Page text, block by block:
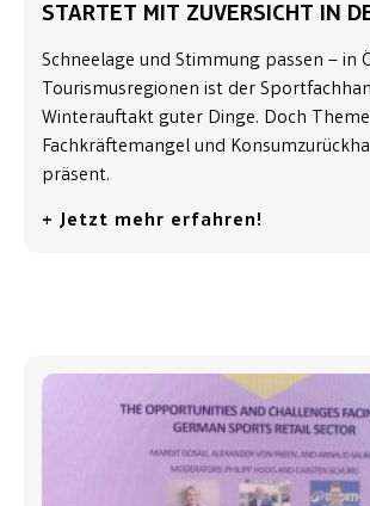
STARTET MIT ZUVERSICHT IN
Schneelage und Stimmung passen – in
Tourismusregionen ist der
Winterauftakt guter Dinge. Doch
Fachkräftemangel und
präsent.
+ Jetzt mehr erfahren!